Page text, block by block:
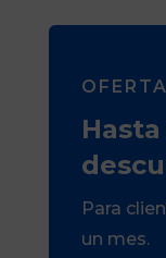
Para
un mes.